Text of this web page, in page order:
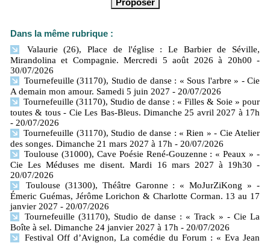
Dans la même rubrique :
Valaurie (26), Place de l'église : Le Barbier de Séville,
Mirandolina et Compagnie. Mercredi 5 août 2026 à 20h00 -
30/07/2026
Tournefeuille (31170), Studio de danse : « Sous l'arbre » - Cie
A demain mon amour. Samedi 5 juin 2027 - 20/07/2026
Tournefeuille (31170), Studio de danse : « Filles & Soie » pour
toutes & tous - Cie Les Bas-Bleus. Dimanche 25 avril 2027 à 17h
- 20/07/2026
Tournefeuille (31170), Studio de danse : « Rien » - Cie Atelier
des songes. Dimanche 21 mars 2027 à 17h - 20/07/2026
Toulouse (31000), Cave Poésie René-Gouzenne : « Peaux » -
Cie Les Méduses me disent. Mardi 16 mars 2027 à 19h30 -
20/07/2026
Toulouse (31300), Théâtre Garonne : « MoJurZiKong » -
Émeric Guémas, Jérôme Lorichon & Charlotte Corman. 13 au 17
janvier 2027 - 20/07/2026
Tournefeuille (31170), Studio de danse : « Track » - Cie La
Boîte à sel. Dimanche 24 janvier 2027 à 17h - 20/07/2026
Festival Off d’Avignon, La comédie du Forum : « Eva Jean